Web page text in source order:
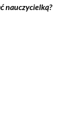
nauczycielką?